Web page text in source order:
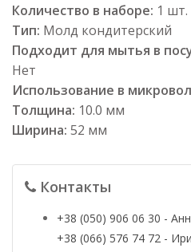
Количество в наборе: 1 шт.
Тип: Молд кондитерский
Подходит для мытья в
Нет
Использование в
Толщина: 10.0 мм
Ширина: 52 мм
Контакты
+38 (050) 906 06 30 -
+38 (066) 576 74 72 -